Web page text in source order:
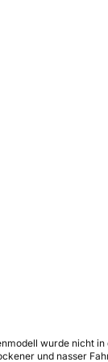
wurde nicht
und nasser